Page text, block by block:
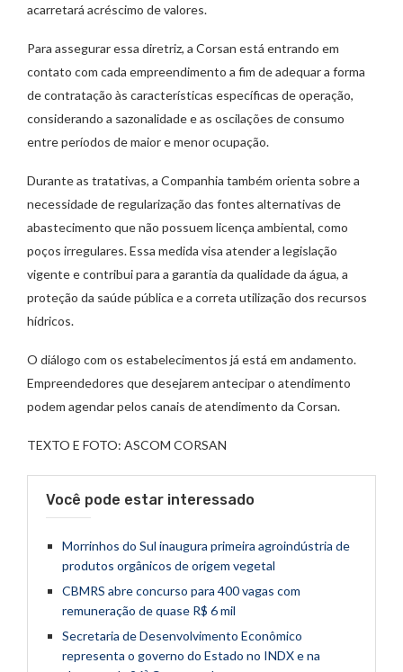
acarretará acréscimo de valores.
Para assegurar essa diretriz, a Corsan está entrando em
contato com cada empreendimento a fim de adequar a forma
de contratação às características específicas de operação,
considerando a sazonalidade e as oscilações de consumo
entre períodos de maior e menor ocupação.
Durante as tratativas, a Companhia também orienta sobre a
necessidade de regularização das fontes alternativas de
abastecimento que não possuem licença ambiental, como
poços irregulares. Essa medida visa atender a legislação
vigente e contribui para a garantia da qualidade da água, a
proteção da saúde pública e a correta utilização dos recursos
hídricos.
O diálogo com os estabelecimentos já está em andamento.
Empreendedores que desejarem antecipar o atendimento
podem agendar pelos canais de atendimento da Corsan.
TEXTO E FOTO: ASCOM CORSAN
Você pode estar interessado
Morrinhos do Sul inaugura primeira agroindústria de
produtos orgânicos de origem vegetal
CBMRS abre concurso para 400 vagas com
remuneração de quase R$ 6 mil
Secretaria de Desenvolvimento Econômico
representa o governo do Estado no INDX e na